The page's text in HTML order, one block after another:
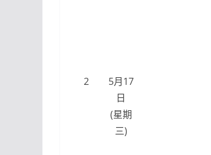
2
5月17
日
(星期
三)